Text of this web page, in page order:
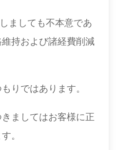
ましても不本意であ
持および諸経費削減
りではあります。
ましてはお客様に正
。